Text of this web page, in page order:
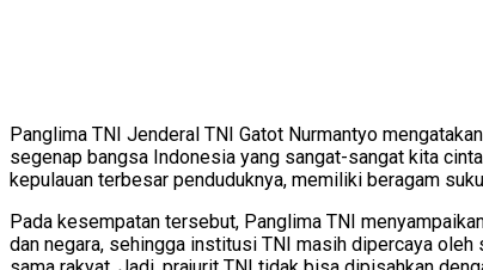
Panglima TNI Jenderal TNI Gatot Nurmantyo
segenap bangsa Indonesia yang sangat-sangat kita
kepulauan terbesar penduduknya, memiliki beragam
Pada kesempatan tersebut, Panglima TNI
dan negara, sehingga institusi TNI masih dipercaya